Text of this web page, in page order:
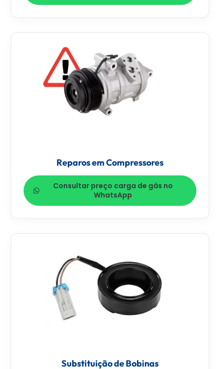
Reparos em Compressores
Consultar preço carga de gás no
WhatsApp
Substituição de Bobinas